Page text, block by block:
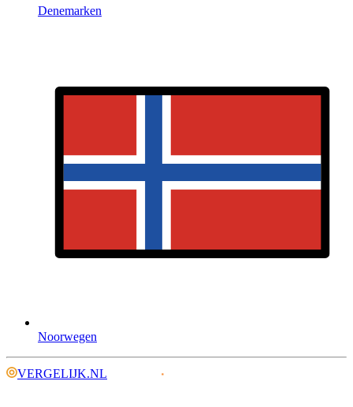
Denemarken
Noorwegen
VERGELIJK.NL